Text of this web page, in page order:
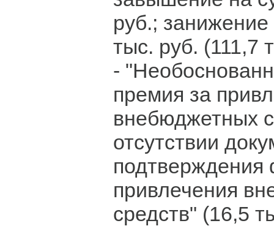
руб.;
тыс. руб. (111,7
-
премия за
внебюджетных
отсутствии
подтверждения
привлечения
средств" (16,5